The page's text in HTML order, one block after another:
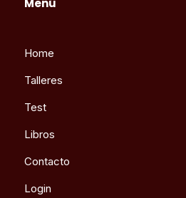
Menú
Home
Talleres
Test
Libros
Contacto
Login